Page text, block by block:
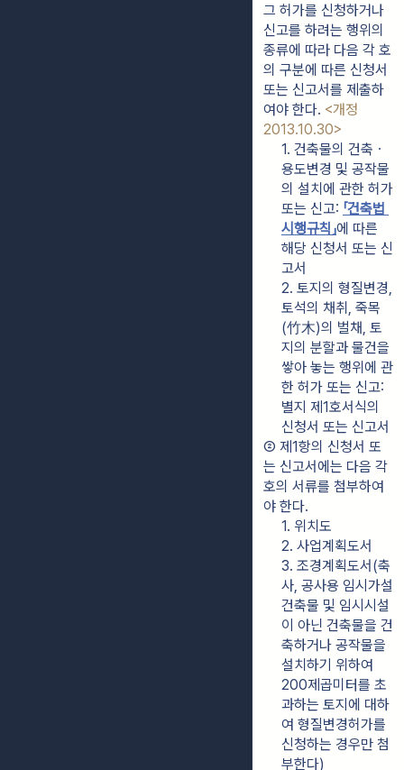
그 허가를 신청하거나
신고를 하려는 행위의
종류에 따라 다음 각 호
의 구분에 따른 신청서
또는 신고서를 제출하
여야 한다. <개정
2013.10.30>
1. 건축물의 건축ㆍ
용도변경 및 공작물
의 설치에 관한 허가
또는 신고: 「건축법
시행규칙」에 따른
해당 신청서 또는 신
고서
2. 토지의 형질변경,
토석의 채취, 죽목
(竹木)의 벌채, 토
지의 분할과 물건을
쌓아 놓는 행위에 관
한 허가 또는 신고:
별지 제1호서식의
신청서 또는 신고서
② 제1항의 신청서 또
는 신고서에는 다음 각
호의 서류를 첨부하여
야 한다.
1. 위치도
2. 사업계획도서
3. 조경계획도서(축
사, 공사용 임시가설
건축물 및 임시시설
이 아닌 건축물을 건
축하거나 공작물을
설치하기 위하여
200제곱미터를 초
과하는 토지에 대하
여 형질변경허가를
신청하는 경우만 첨
부한다)